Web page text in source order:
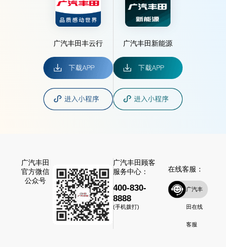
广汽丰田丰云行 广汽丰田新能源
广汽丰田
官方微信
公众号
广汽丰田顾客
服务中心：
400-830-
8888
(手机拨打)
在线客服：
广汽丰
田在线
客服